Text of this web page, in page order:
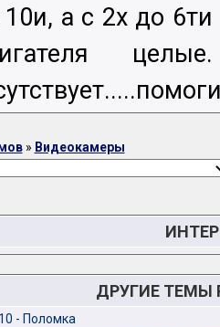
а с 2х до
» Видеокамеры
ДРУГИЕ ТЕМЫ
- Поломка